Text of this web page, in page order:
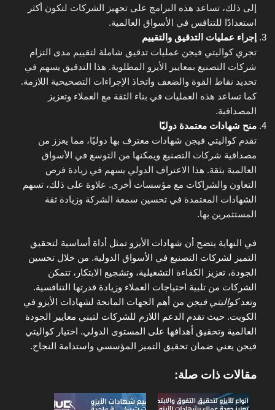
إلى ذلك، تساعد هذه البرامج على تجهيز الشركات لتكون أكثر
استعدادًا للتنافس في الأسواق العالمية.
إجراء عمليات التدقيق والتقييم
تجري كواليتي فيجن عمليات تدقيق شاملة لتقييم مدى التزام
شركات التصنيع بمعايير الأيزو المطلوبة. هذا التدقيق يسهم في
تحديد نقاط القوة والضعف واتخاذ الإجراءات التصحيحية اللازمة.
كما تساعد هذه العمليات في بناء الثقة مع العملاء وتعزيز
المصداقية.
منح شهادات معتمدة دوليًا
تقدم كواليتي فيجن شهادات معترف بها دوليًا، مما يعزز من
مصداقية شركات التصنيع ويمكنها من التوسع في الأسواق
العالمية بثقة. هذا الاعتراف الدولي يسهم في زيادة فرص
التعاون والشراكات مع مؤسسات أخرى. علاوة على ذلك، تسهم
الشهادات المعتمدة في تحسين سمعة الشركة وزيادة ثقة
المستثمرين بها.
في النهاية يتضح أن شهادات الأيزو تمثل أداة أساسية لتحقيق
التميز لشركات التصنيع في الأسواق الدولية. من خلال تحسين
الجودة، تعزيز الكفاءة التشغيلية، وتشجيع الابتكار، تتمكن
الشركات من تلبية احتياجات العملاء وزيادة قدرتها التنافسية.
وتعدكواليتي فيجن من أهم الجهات المانحة لشهادات الأيزو في
الكويت. حيث تقدم الدعم اللازم للشركات لتبني معايير الجودة
العالمية وتحقيق أهدافها على المستوى الدولي. اختيار كواليتي
فيجن يعني ضمان تحقيق التميز المؤسسي واستدامة النجاح.
مقالات ذات صلة: